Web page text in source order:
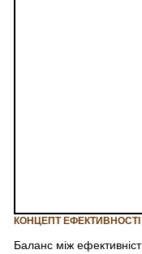
КОНЦЕПТ ЕФЕКТИВНОСТІ
Баланс між